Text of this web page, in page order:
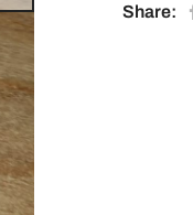
Share: